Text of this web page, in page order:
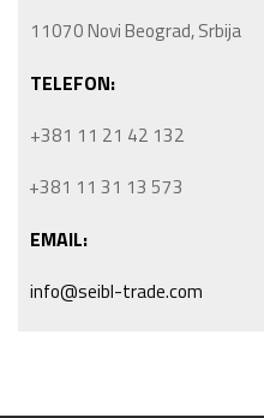
11070 Novi Beograd, Srbija
TELEFON:
+381 11 21 42 132
+381 11 31 13 573
EMAIL:
info@seibl-trade.com